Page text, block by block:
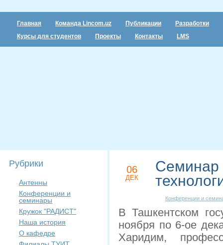
Главная Команда Lincom.uz Публикации
Разработки
Курсы для студентов
Проекты Контакты LMS
Рубрики
Антенны
Конференции и
семинары
Кружок "РАДИСТ"
Наша история
О кафедре
06
ДЕК
Семинар
Конференции и
В Ташкентском
ноября по 6-ое
Харидим,